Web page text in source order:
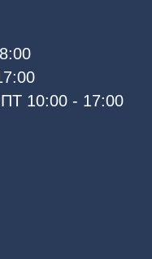
10:00 - 17:00